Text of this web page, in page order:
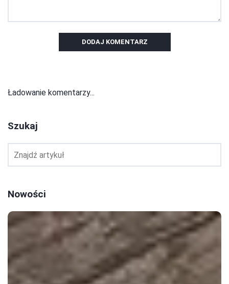
DODAJ KOMENTARZ
Ładowanie komentarzy...
Szukaj
Nowości